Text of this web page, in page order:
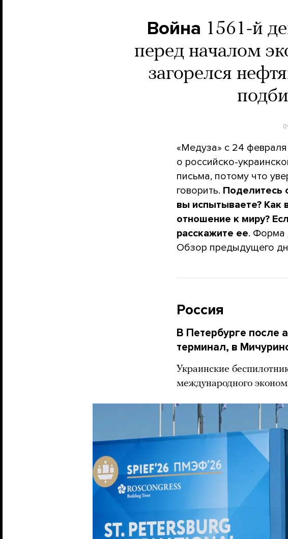
Война 1561-й
перед началом
загорелся
«Медуза» с 24
о российско-
письма, потому что
говорить. Поделитесь
вы испытываете? Как
отношение к миру?
расскажите ее. Форма
Обзор предыдущего
Россия
В Петербурге после
терминал, в
Украинские
международного